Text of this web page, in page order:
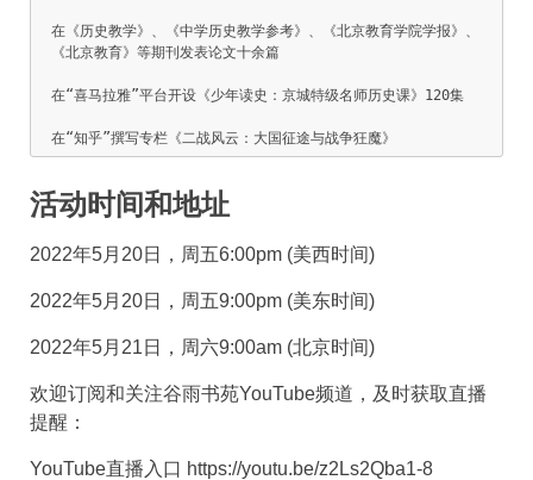
在《历史教学》、《中学历史教学参考》、《北京教育学院学报》、
《北京教育》等期刊发表论文十余篇
在“喜马拉雅”平台开设《少年读史：京城特级名师历史课》120集
活动时间和地址
2022年5月20日，周五6:00pm (美西时间)
2022年5月20日，周五9:00pm (美东时间)
2022年5月21日，周六9:00am (北京时间)
欢迎订阅和关注谷雨书苑YouTube频道，及时获取直播
提醒：
YouTube直播入口 https://youtu.be/z2Ls2Qba1-8